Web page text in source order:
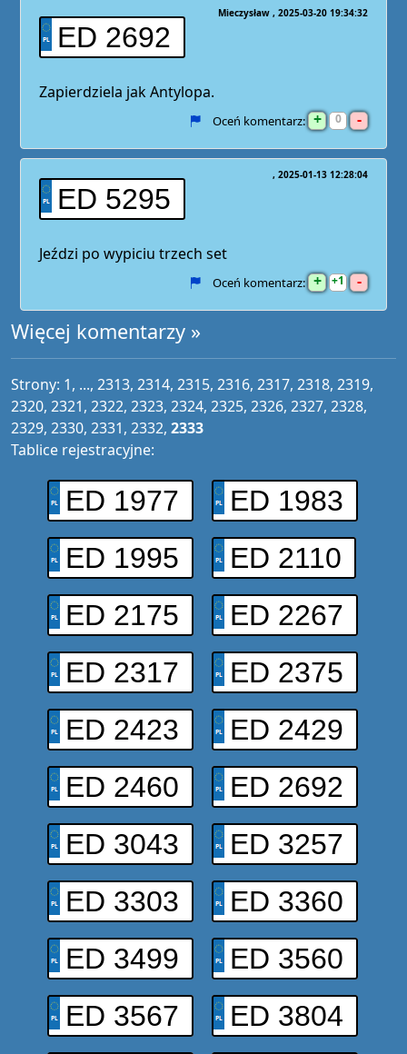
ED 2692
Mieczysław 2025-03-20 19:34:32
Zapierdziela jak Antylopa.
Oceń komentarz: + 0 -
ED 5295
2025-01-13 12:28:04
Jeździ po wypiciu trzech set
Oceń komentarz: + 1 -
Więcej komentarzy »
Strony: 1, ..., 2313, 2314, 2315, 2316, 2317, 2318, 2319,
2320, 2321, 2322, 2323, 2324, 2325, 2326, 2327, 2328,
2329, 2330, 2331, 2332, 2333
Tablice rejestracyjne:
ED 1977
ED 1983
ED 1995
ED 2110
ED 2175
ED 2267
ED 2317
ED 2375
ED 2423
ED 2429
ED 2460
ED 2692
ED 3043
ED 3257
ED 3303
ED 3360
ED 3499
ED 3560
ED 3567
ED 3804